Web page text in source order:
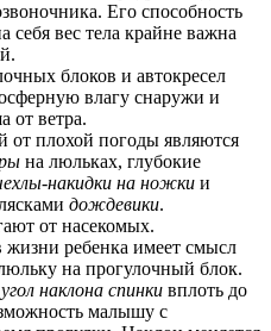
Его способность
себя вес тела крайне важна
блоков и автокресел
влагу снаружи и
от ветра.
от плохой погоды являются
на люльках, глубокие
накидки на ножки и
дождевики.
от насекомых.
ребенка имеет смысл
на прогулочный блок.
наклона спинки вплоть до
малышу с